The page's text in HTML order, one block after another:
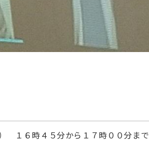
１６時４５分から１７時００分まで